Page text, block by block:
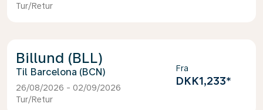
Tur/Retur
Billund (BLL)
Barcelona (BCN)
26/08/2026 - 02/09/2026
Tur/Retur
Fra
DKK1,233*